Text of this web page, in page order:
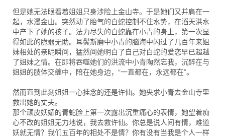
但是她无法眼看着姐姐只身涉险上金山寺。于是她们又并肩在一
起，水漫金山。突然动了胎气的白蛇控制不住水势，在滔天洪水
中产下了她的孩子。法力尽失的白蛇靠在小青的身上，第一次显
得如此的脆弱无助。耳鬓斯磨中小青的脑海中闪过了几百年来姐
妹相处的亲昵瞬间，猛然间她明白了自己对白蛇的爱恋早已超越
了姐妹之情。在即将吞噬她们的洪流中小青陶然忘我，沉醉在与
姐姐的肢体交缠中，陪在她身边，“一直都在，永远都在”。
然而直到此刻姐姐一心挂念的还是许仙。她央求小青去金山寺里
救出她的丈夫。
那个顽皮妖媚的青蛇脸上第一次露出沉重痛心的表情，她望着痴
心不改的姐姐无力地说，我去救许仙。你总是说人间有情，难道
妖就无情？我们五百年的相处不是情？你有没有当我是个人一样